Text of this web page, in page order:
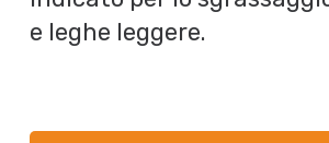
e leghe leggere.